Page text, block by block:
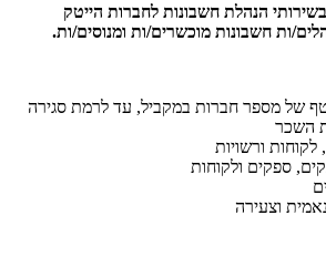
הנהלת חשבונות לחברות הייטק
ות חשבונות מוכשרים/ות ומנוסים/ות.
של מספר חברות במקביל, עד לרמת סגירה
השכר
ורשויות
ספקים ולקוחות
וצעירה